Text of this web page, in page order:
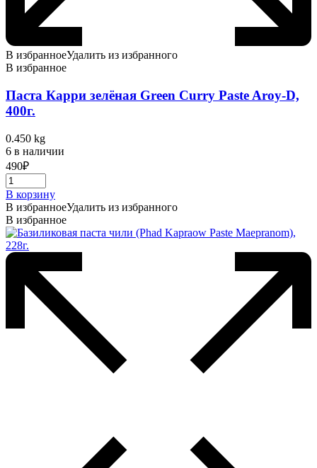
В избранноеУдалить из избранного
В избранное
Паста Карри зелёная Green Curry Paste Aroy-D,
400г.
0.450 kg
6 в наличии
490₽
В корзину
В избранноеУдалить из избранного
В избранное